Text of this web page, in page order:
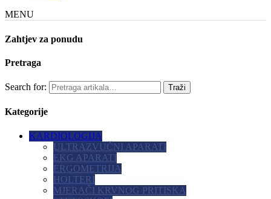
MENU
Zahtjev za ponudu
Pretraga
Search for:
Kategorije
KARDIOLOGIJA
ULTRAZVUČNI APARATI
EKG APARATI
ERGOMETRIJA
HOLTERI
MJERAČI KRVNOG PRITISKA